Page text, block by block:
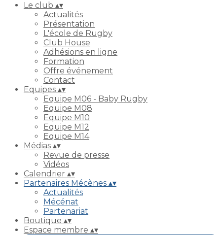
Le club ▴▾
Actualités
Présentation
L'école de Rugby
Club House
Adhésions en ligne
Formation
Offre événement
Contact
Equipes ▴▾
Equipe M06 - Baby Rugby
Equipe M08
Equipe M10
Equipe M12
Equipe M14
Médias ▴▾
Revue de presse
Vidéos
Calendrier ▴▾
Partenaires Mécènes ▴▾
Actualités
Mécénat
Partenariat
Boutique ▴▾
Espace membre ▴▾